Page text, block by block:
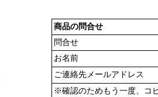
商品の問合せ
問合せ
お名前
ご連絡先メールアドレス
※確認のためもう一度、コ